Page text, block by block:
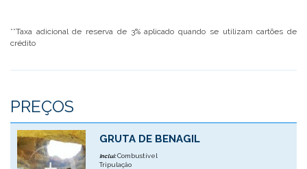
**Taxa adicional de reserva de 3% aplicado quando se utilizam cartões de
crédito
PREÇOS
GRUTA DE BENAGIL
Inclui:Combustível
Tripulação